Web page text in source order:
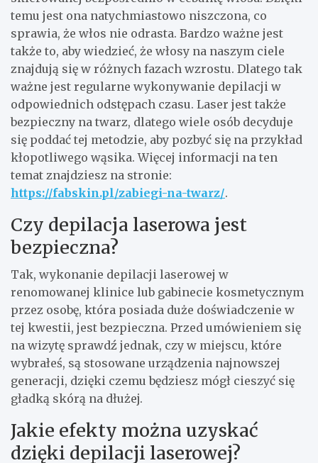
temu jest ona natychmiastowo niszczona, co
sprawia, że włos nie odrasta. Bardzo ważne jest
także to, aby wiedzieć, że włosy na naszym ciele
znajdują się w różnych fazach wzrostu. Dlatego tak
ważne jest regularne wykonywanie depilacji w
odpowiednich odstępach czasu. Laser jest także
bezpieczny na twarz, dlatego wiele osób decyduje
się poddać tej metodzie, aby pozbyć się na przykład
kłopotliwego wąsika. Więcej informacji na ten
temat znajdziesz na stronie:
https://fabskin.pl/zabiegi-na-twarz/.
Czy depilacja laserowa jest
bezpieczna?
Tak, wykonanie depilacji laserowej w
renomowanej klinice lub gabinecie kosmetycznym
przez osobę, która posiada duże doświadczenie w
tej kwestii, jest bezpieczna. Przed umówieniem się
na wizytę sprawdź jednak, czy w miejscu, które
wybrałeś, są stosowane urządzenia najnowszej
generacji, dzięki czemu będziesz mógł cieszyć się
gładką skórą na dłużej.
Jakie efekty można uzyskać
dzięki depilacji laserowej?